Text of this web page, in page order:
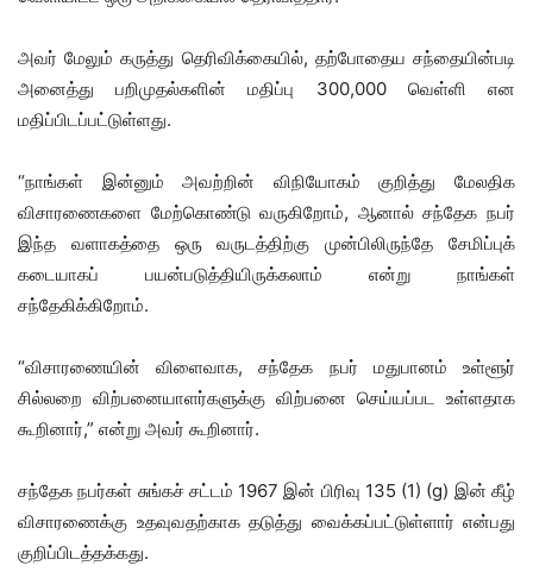
அவர் மேலும் கருத்து தெரிவிக்கையில், தற்போதைய சந்தையின்படி
அனைத்து பறிமுதல்களின் மதிப்பு 300,000 வெள்ளி என
மதிப்பிடப்பட்டுள்ளது.
“நாங்கள் இன்னும் அவற்றின் விநியோகம் குறித்து மேலதிக
விசாரணைகளை மேற்கொண்டு வருகிறோம், ஆனால் சந்தேக நபர்
இந்த வளாகத்தை ஒரு வருடத்திற்கு முன்பிலிருந்தே சேமிப்புக்
கடையாகப் பயன்படுத்தியிருக்கலாம் என்று நாங்கள்
சந்தேகிக்கிறோம்.
“விசாரணையின் விளைவாக, சந்தேக நபர் மதுபானம் உள்ளூர்
சில்லறை விற்பனையாளர்களுக்கு விற்பனை செய்யப்பட உள்ளதாக
கூறினார்,” என்று அவர் கூறினார்.
சந்தேக நபர்கள் சுங்கச் சட்டம் 1967 இன் பிரிவு 135 (1) (g) இன் கீழ்
விசாரணைக்கு உதவுவதற்காக தடுத்து வைக்கப்பட்டுள்ளார் என்பது
குறிப்பிடத்தக்கது.